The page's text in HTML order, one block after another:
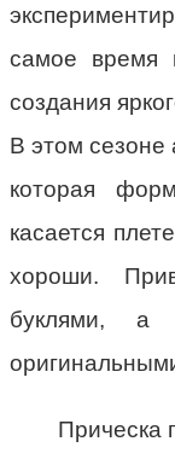
самое время
создания
В этом сезоне
которая
касается
хороши.
буклями, а
Прическа